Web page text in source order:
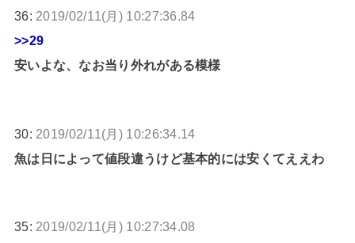
36: 2019/02/11(月) 10:27:36.84
>>29
安いよな、なお当り外れがある模様
30: 2019/02/11(月) 10:26:34.14
魚は日によって値段違うけど基本的には安くてええわ
35: 2019/02/11(月) 10:27:34.08